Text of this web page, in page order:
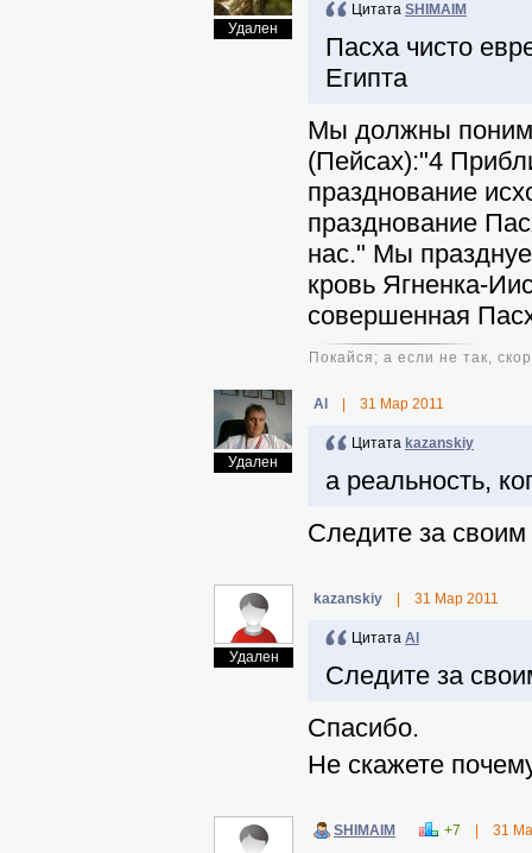
Удален
Цитата SHIMAIM
Пасха чисто
Египта
Мы должны
(Пейсах):"4
празднование
празднование
нас." Мы
кровь Ягненка-
совершенная
Покайся; а если не так,
Удален
Al 31 Мар 2011
Цитата kazanskiy
а реальность,
Следите за
Удален
kazanskiy 31 Мар 2011
Цитата Al
Следите за
Спасибо.
Не скажете
SHIMAIM +7 31